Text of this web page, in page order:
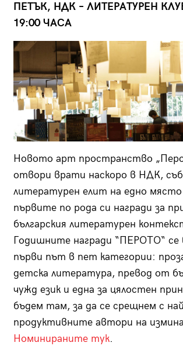
ПЕТЪК, НДК – ЛИТЕРАТУРЕН
19:00 ЧАСА
Новото арт пространство
отвори врати наскоро в НДК,
литературен елит на едно
първите по рода си награди за
българския литературен
Годишните награди “ПЕРОТО“ се
първи път в пет категории:
детска литература, превод от
чужд език и една за цялостен
бъдем там, за да се срещнем с
продуктивните автори на
Номинираните тук.